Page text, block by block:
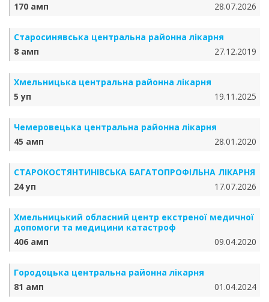
170 амп
28.07.2026
Старосинявська центральна районна лікарня
8 амп
27.12.2019
Хмельницька центральна районна лікарня
5 уп
19.11.2025
Чемеровецька центральна районна лікарня
45 амп
28.01.2020
СТАРОКОСТЯНТИНІВСЬКА БАГАТОПРОФІЛЬНА ЛІКАРНЯ
24 уп
17.07.2026
Хмельницький обласний центр екстреної медичної
допомоги та медицини катастроф
406 амп
09.04.2020
Городоцька центральна районна лікарня
81 амп
01.04.2024